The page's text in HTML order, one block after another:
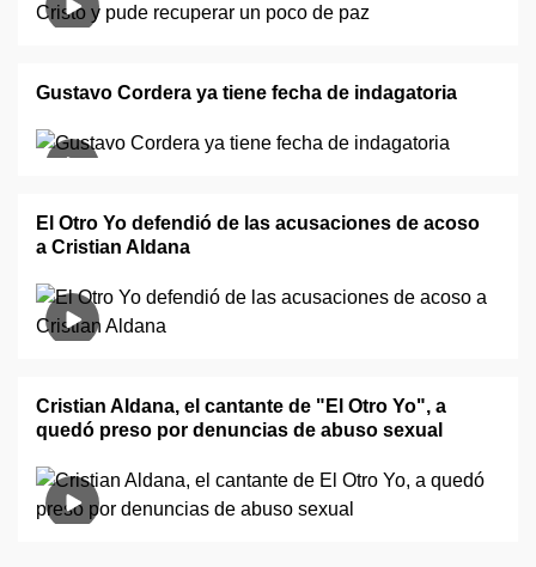
Gustavo Cordera ya tiene fecha de indagatoria
El Otro Yo defendió de las acusaciones de acoso
a Cristian Aldana
Cristian Aldana, el cantante de "El Otro Yo", a
quedó preso por denuncias de abuso sexual